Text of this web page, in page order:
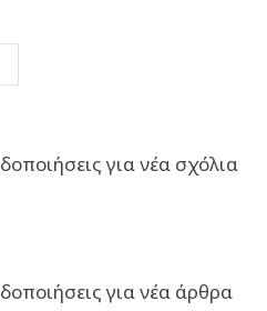
για νέα σχόλια
για νέα άρθρα